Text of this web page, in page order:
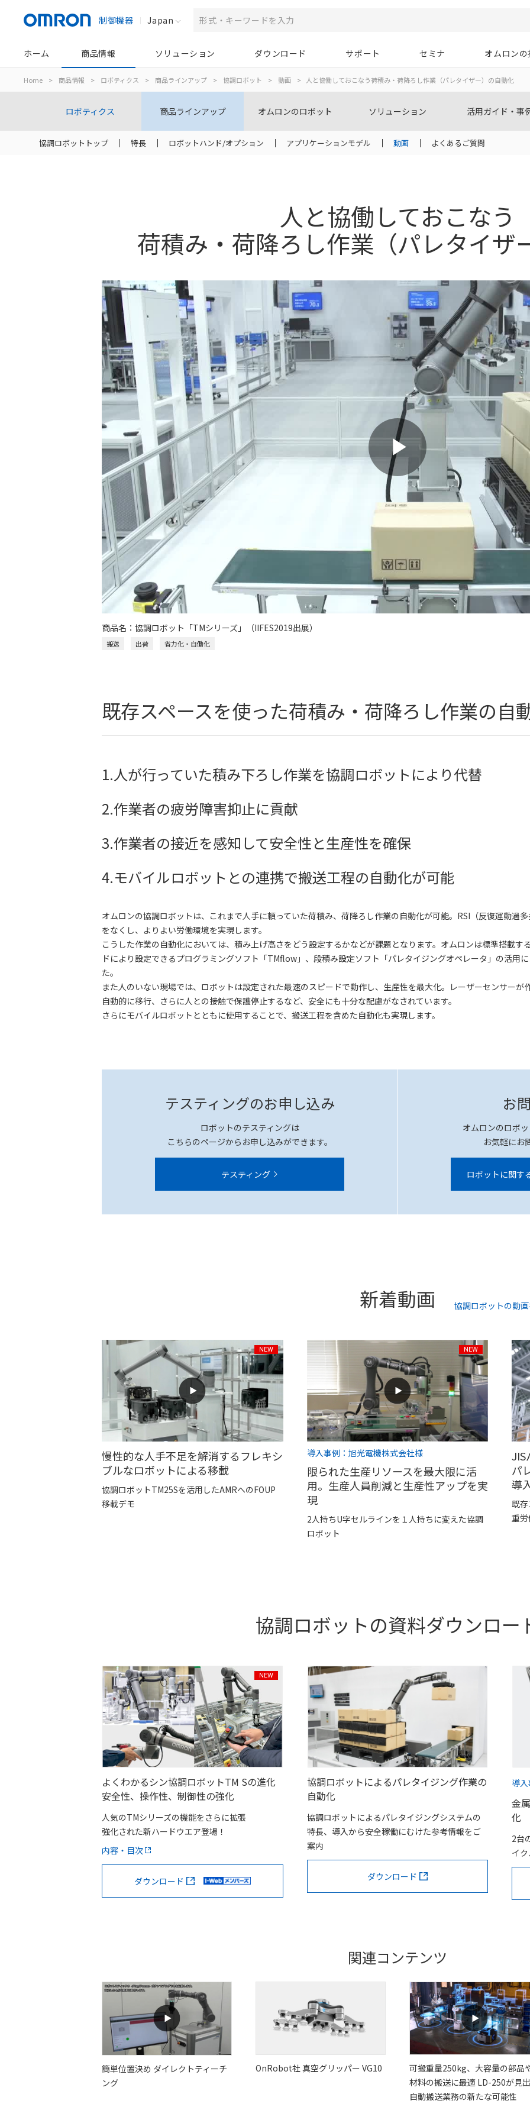
制御機器 Japan
ホーム 商品情報 ソリューション ダウンロード サポート セミナ オムロン
Home > 商品情報 > ロボティクス > 商品ラインアップ > 協調ロボット > 動画 > 人と協働しておこなう荷積み・荷降ろし作業（パレタイザー）の自動化
ロボティクス 商品ラインアップ オムロンのロボット ソリューション 活用ガイド・事
協調ロボットトップ 特長 ロボットハンド/オプション アプリケーションモデル 動画 よくあるご質問
人と協働しておこなう
荷積み・荷降ろし作業（パレタイザ
商品名：協調ロボット「TMシリーズ」（IIFES2019出展）
搬送 出荷 省力化・自働化
既存スペースを使った荷積み・荷降ろし作業の自
1.人が行っていた積み下ろし作業を協調ロボットにより代替
2.作業者の疲労障害抑止に貢献
3.作業者の接近を感知して安全性と生産性を確保
4.モバイルロボットとの連携で搬送工程の自動化が可能
オムロンの協調ロボットは、これまで人手に頼っていた荷積み、荷降ろし作業の自動化が可能。RSI（反復運動過
をなくし、よりよい労働環境を実現します。
こうした作業の自動化においては、積み上げ高さをどう設定するかなどが課題となります。オムロンは標準搭載す
ドにより設定できるプログラミングソフト「TMflow」、段積み設定ソフト「パレタイジングオペレータ」の活用
た。
また人のいない現場では、ロボットは設定された最速のスピードで動作し、生産性を最大化。レーザーセンサー
自動的に移行、さらに人との接触で保護停止するなど、安全にも十分な配慮がなされています。
さらにモバイルロボットとともに使用することで、搬送工程を含めた自動化も実現します。
テスティングのお申し込み
ロボットのテスティングは
こちらのページからお申し込みができます。
テスティング
お
オムロンのロボ
お気軽にお
ロボットに関す
新着動画 協調ロボットの動
慢性的な人手不足を解消するフレキシ
ブルなロボットによる移載
協調ロボットTM25Sを活用したAMRへのFOUP
移載デモ
導入事例：旭光電機株式会社様
限られた生産リソースを最大限に活
用。生産人員削減と生産性アップを実
現
2人持ちU字セルラインを１人持ちに変えた協調
ロボット
パ
導
既
重
協調ロボットの資料ダウンロー
よくわかるシン協調ロボットTM Sの進化
安全性、操作性、制御性の強化
人気のTMシリーズの機能をさらに拡張
強化された新ハードウエア登場！
内容・目次
ダウンロード
協調ロボットによるパレタイジング作業の
自動化
協調ロボットによるパレタイジングシステムの
特長、導入から安全稼働にむけた参考情報をご
案内
ダウンロード
導
金
化
2台
イ
関連コンテンツ
簡単位置決め ダイレクトティーチ
ング
OnRobot社 真空グリッパー VG10
可搬重量250kg、大容量の部品
材料の搬送に最適 LD-250が見
自動搬送業務の新たな可能性